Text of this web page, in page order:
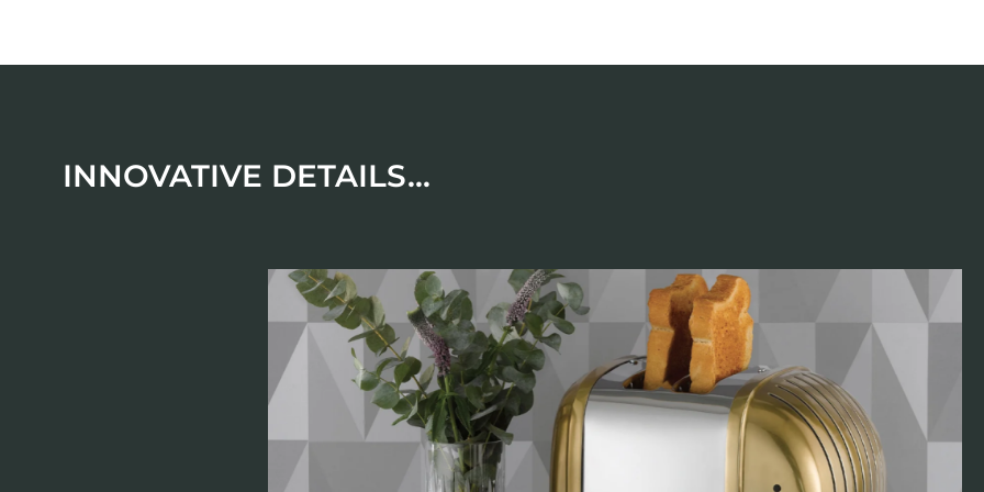
INNOVATIVE DETAILS...